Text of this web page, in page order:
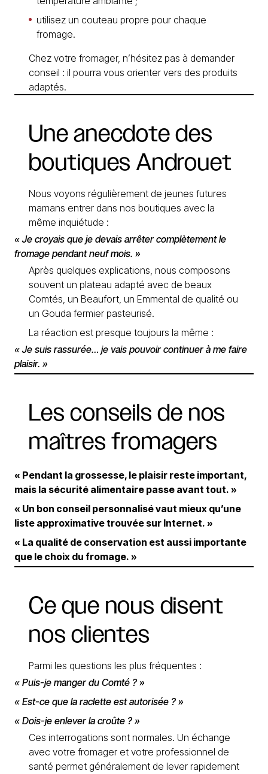
utilisez un couteau propre pour chaque
fromage.
Chez votre fromager, n’hésitez pas à demander
conseil : il pourra vous orienter vers des produits
adaptés.
Une anecdote des
boutiques Androuet
Nous voyons régulièrement de jeunes futures
mamans entrer dans nos boutiques avec la
même inquiétude :
« Je croyais que je devais arrêter complètement le
fromage pendant neuf mois. »
Après quelques explications, nous composons
souvent un plateau adapté avec de beaux
Comtés, un Beaufort, un Emmental de qualité ou
un Gouda fermier pasteurisé.
La réaction est presque toujours la même :
« Je suis rassurée… je vais pouvoir continuer à me faire
plaisir. »
Les conseils de nos
maîtres fromagers
« Pendant la grossesse, le plaisir reste important,
mais la sécurité alimentaire passe avant tout. »
« Un bon conseil personnalisé vaut mieux qu’une
liste approximative trouvée sur Internet. »
« La qualité de conservation est aussi importante
que le choix du fromage. »
Ce que nous disent
nos clientes
Parmi les questions les plus fréquentes :
« Puis-je manger du Comté ? »
« Est-ce que la raclette est autorisée ? »
« Dois-je enlever la croûte ? »
Ces interrogations sont normales. Un échange
avec votre fromager et votre professionnel de
santé permet généralement de lever rapidement